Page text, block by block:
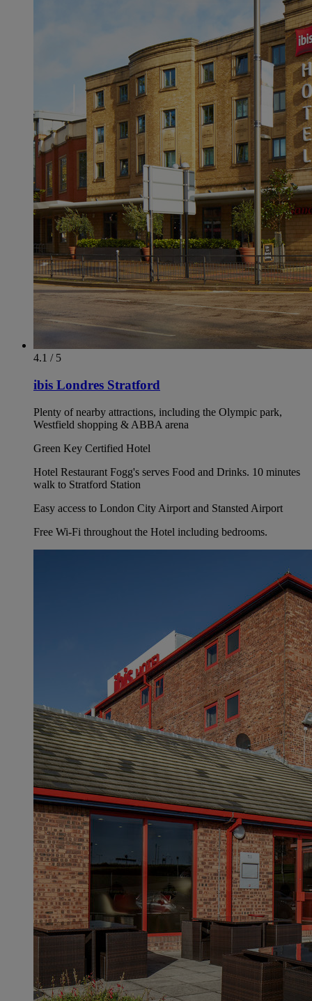
4.1 / 5
ibis Londres Stratford
Plenty of nearby attractions, including the Olympic park,
Westfield shopping & ABBA arena
Green Key Certified Hotel
Hotel Restaurant Fogg's serves Food and Drinks. 10 minutes
walk to Stratford Station
Easy access to London City Airport and Stansted Airport
Free Wi-Fi throughout the Hotel including bedrooms.